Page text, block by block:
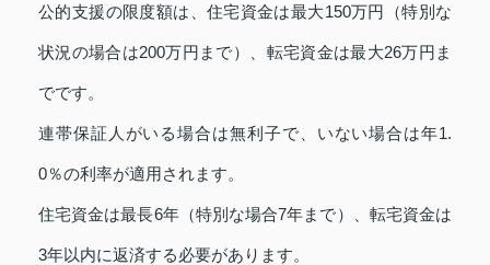
公的支援の限度額は、住宅資金は最大150万円（特別な
状況の場合は200万円まで）、転宅資金は最大26万円ま
でです。
連帯保証人がいる場合は無利子で、いない場合は年1.
0％の利率が適用されます。
住宅資金は最長6年（特別な場合7年まで）、転宅資金は
3年以内に返済する必要があります。